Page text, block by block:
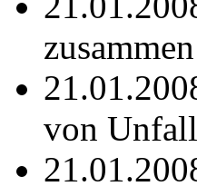
zusammen
von